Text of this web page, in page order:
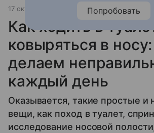
17 октября 2023 О важном
Как ходить в
ковыряться в
делаем
каждый день
Оказывается, такие простые
вещи, как поход в туалет,
исследование носовой
Попробовать